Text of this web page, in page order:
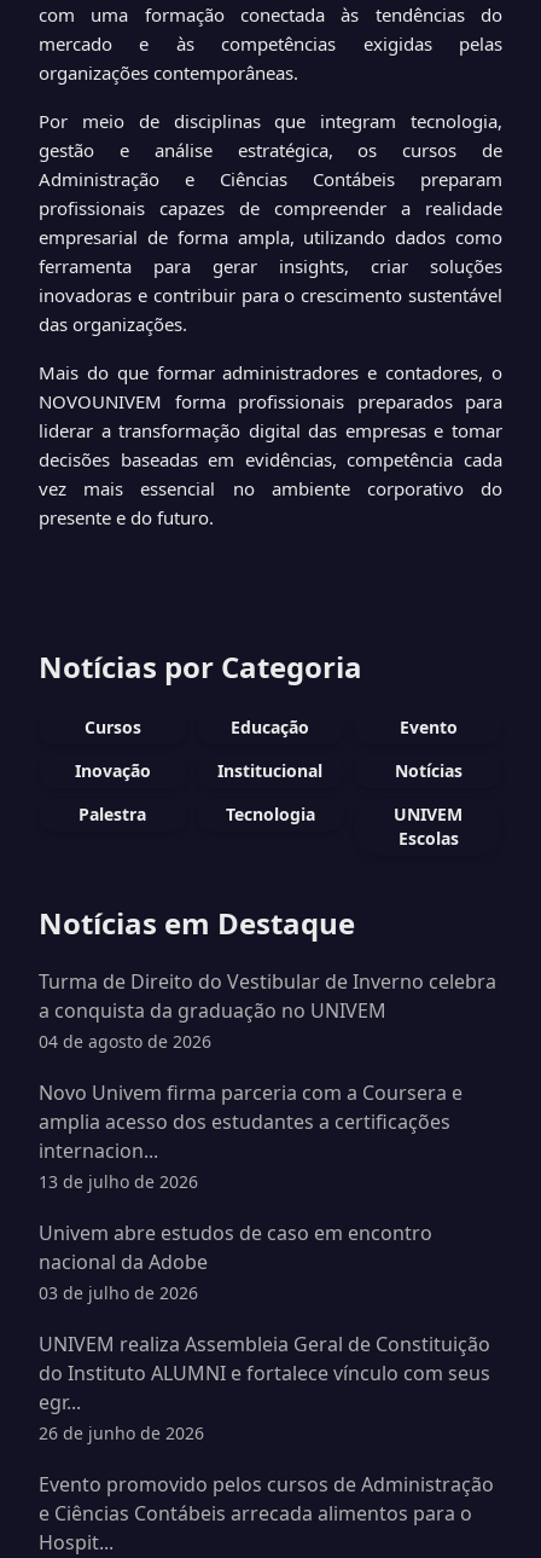
com uma formação conectada às tendências do
mercado e às competências exigidas pelas
organizações contemporâneas.
Por meio de disciplinas que integram tecnologia,
gestão e análise estratégica, os cursos de
Administração e Ciências Contábeis preparam
profissionais capazes de compreender a realidade
empresarial de forma ampla, utilizando dados como
ferramenta para gerar insights, criar soluções
inovadoras e contribuir para o crescimento sustentável
das organizações.
Mais do que formar administradores e contadores, o
NOVOUNIVEM forma profissionais preparados para
liderar a transformação digital das empresas e tomar
decisões baseadas em evidências, competência cada
vez mais essencial no ambiente corporativo do
presente e do futuro.
Notícias por Categoria
Cursos Educação
Evento
Inovação
Institucional
Notícias
Palestra
Tecnologia
UNIVEM
Escolas
Notícias em Destaque
Turma de Direito do Vestibular de Inverno celebra
a conquista da graduação no UNIVEM
04 de agosto de 2026
Novo Univem firma parceria com a Coursera e
amplia acesso dos estudantes a certificações
internacion...
13 de julho de 2026
Univem abre estudos de caso em encontro
nacional da Adobe
03 de julho de 2026
UNIVEM realiza Assembleia Geral de Constituição
do Instituto ALUMNI e fortalece vínculo com seus
egr...
26 de junho de 2026
Evento promovido pelos cursos de Administração
e Ciências Contábeis arrecada alimentos para o
Hospit...